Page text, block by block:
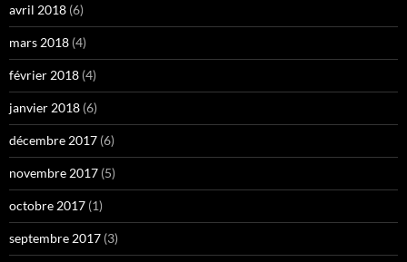
avril 2018 (6)
mars 2018 (4)
février 2018 (4)
janvier 2018 (6)
décembre 2017 (6)
novembre 2017 (5)
octobre 2017 (1)
septembre 2017 (3)